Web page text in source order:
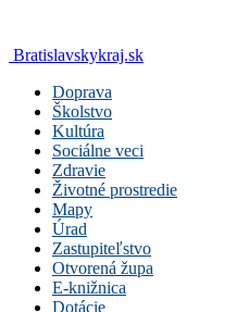
Bratislavskykraj.sk
Doprava
Školstvo
Kultúra
Sociálne veci
Zdravie
Životné prostredie
Mapy
Úrad
Zastupiteľstvo
Otvorená župa
E-knižnica
Dotácie